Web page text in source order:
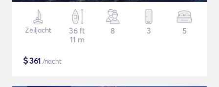
Zeiljacht
36 ft
11 m
8 3 5
$361 /nacht